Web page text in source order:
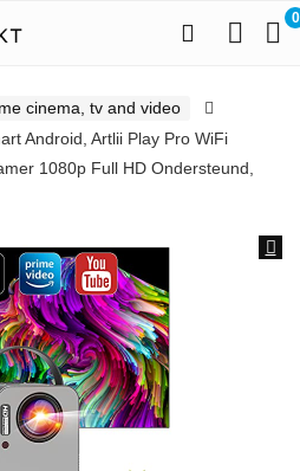
0
cinema, tv and video
Android, Artlii Play Pro WiFi
1080p Full HD Ondersteund,